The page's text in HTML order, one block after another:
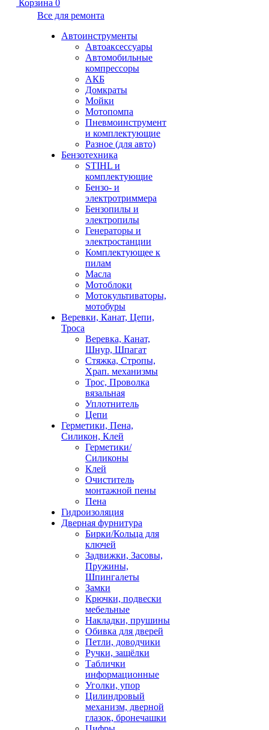
Корзина 0
Все для ремонта
Автоинструменты
Автоаксессуары
Автомобильные
компрессоры
АКБ
Домкраты
Мойки
Мотопомпа
Пневмоинструмент
и комплектующие
Разное (для авто)
Бензотехника
STIHL и
комплектующие
Бензо- и
электротриммера
Бензопилы и
электропилы
Генераторы и
электростанции
Комплектующее к
пилам
Масла
Мотоблоки
Мотокультиваторы,
мотобуры
Веревки, Канат, Цепи,
Троса
Веревка, Канат,
Шнур, Шпагат
Стяжка, Стропы,
Храп. механизмы
Трос, Проволка
вязальная
Уплотнитель
Цепи
Герметики, Пена,
Силикон, Клей
Герметики/
Силиконы
Клей
Очиститель
монтажной пены
Пена
Гидроизоляция
Дверная фурнитура
Бирки/Кольца для
ключей
Задвижки, Засовы,
Пружины,
Шпингалеты
Замки
Крючки, подвески
мебельные
Накладки, прушины
Обивка для дверей
Петли, доводчики
Ручки, защёлки
Таблички
информационные
Уголки, упор
Цилиндровый
механизм, дверной
глазок, бронечашки